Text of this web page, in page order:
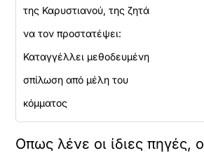
της Καρυστιανού, της ζητά
να τον προστατέψει:
Καταγγέλλει μεθοδευμένη
σπίλωση από μέλη του
κόμματος
Οπως λένε οι ίδιες πηγές, ο